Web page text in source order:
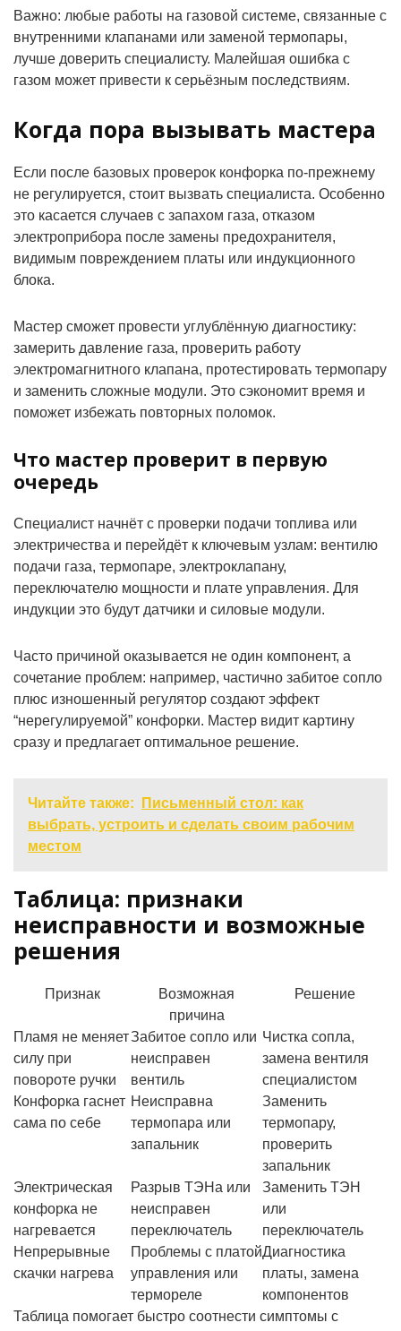
Важно: любые работы на газовой системе, связанные с
внутренними клапанами или заменой термопары,
лучше доверить специалисту. Малейшая ошибка с
газом может привести к серьёзным последствиям.
Когда пора вызывать мастера
Если после базовых проверок конфорка по-прежнему
не регулируется, стоит вызвать специалиста. Особенно
это касается случаев с запахом газа, отказом
электроприбора после замены предохранителя,
видимым повреждением платы или индукционного
блока.
Мастер сможет провести углублённую диагностику:
замерить давление газа, проверить работу
электромагнитного клапана, протестировать термопару
и заменить сложные модули. Это сэкономит время и
поможет избежать повторных поломок.
Что мастер проверит в первую
очередь
Специалист начнёт с проверки подачи топлива или
электричества и перейдёт к ключевым узлам: вентилю
подачи газа, термопаре, электроклапану,
переключателю мощности и плате управления. Для
индукции это будут датчики и силовые модули.
Часто причиной оказывается не один компонент, а
сочетание проблем: например, частично забитое сопло
плюс изношенный регулятор создают эффект
“нерегулируемой” конфорки. Мастер видит картину
сразу и предлагает оптимальное решение.
Читайте также:
Письменный стол: как
выбрать, устроить и сделать своим рабочим
местом
Таблица: признаки
неисправности и возможные
решения
Признак
Возможная
причина
Решение
Пламя не меняет
силу при
повороте ручки
Забитое сопло или
неисправен
вентиль
Чистка сопла,
замена вентиля
специалистом
Конфорка гаснет
сама по себе
Неисправна
термопара или
запальник
Заменить
термопару,
проверить
запальник
Электрическая
конфорка не
нагревается
Разрыв ТЭНа или
неисправен
переключатель
Заменить ТЭН
или
переключатель
Непрерывные
скачки нагрева
Проблемы с платой
управления или
термореле
Диагностика
платы, замена
компонентов
Таблица помогает быстро соотнести симптомы с